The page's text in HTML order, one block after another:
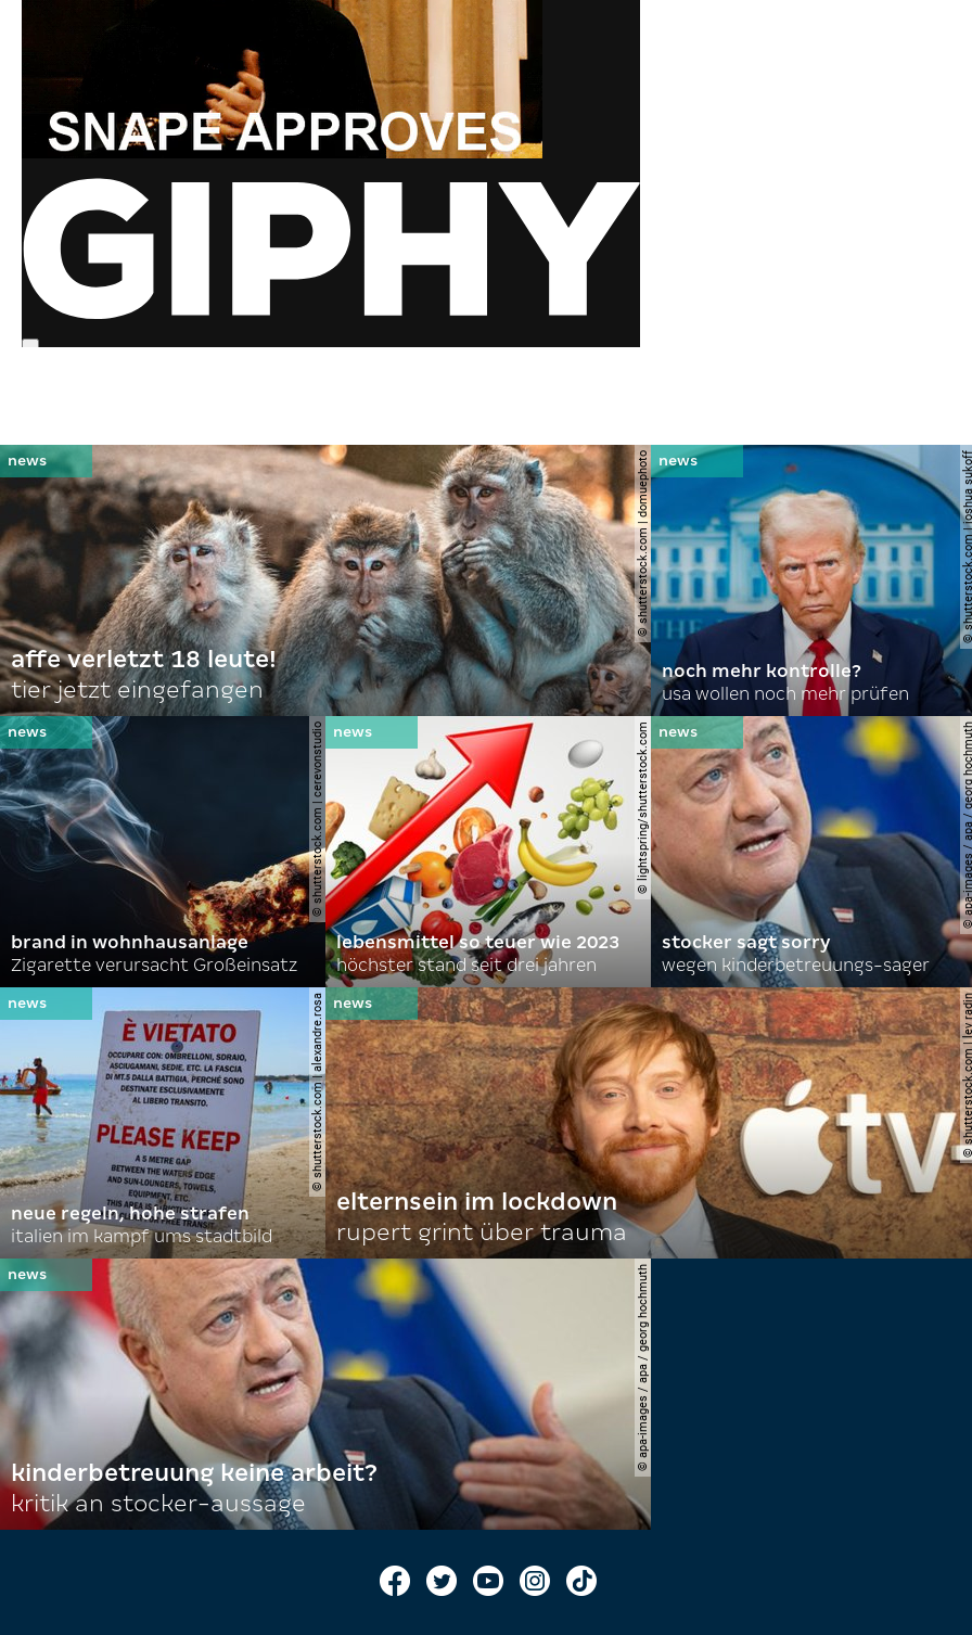
© shutterstock.com | domuephoto
affe verletzt 18 leute!
tier jetzt eingefangen
©
noch mehr kontrolle?
usa wollen noch mehr prüfen
© shutterstock.com | cerevonstudio
brand in wohnhausanlage
Zigarette verursacht Großeinsatz
© lightspring/shutterstock.com
lebensmittel so teuer wie 2023
höchster stand seit drei jahren
© apa-images /
stocker sagt sorry
wegen kinderbetreuungs-sager
© shutterstock.com | alexandre.rosa
neue regeln, hohe strafen
italien im kampf ums stadtbild
©
elternsein im lockdown
rupert grint über trauma
© apa-images / apa / georg hochmuth
kinderbetreuung keine arbeit?
kritik an stocker-aussage